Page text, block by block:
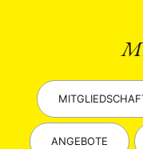
ANGEBOTE